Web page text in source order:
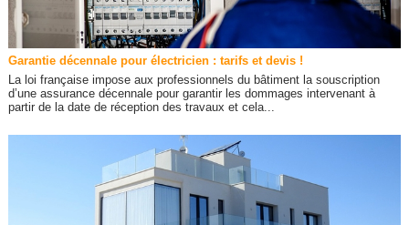
Garantie décennale pour électricien : tarifs et devis !
La loi française impose aux professionnels du bâtiment la souscription
d’une assurance décennale pour garantir les dommages intervenant à
partir de la date de réception des travaux et cela...